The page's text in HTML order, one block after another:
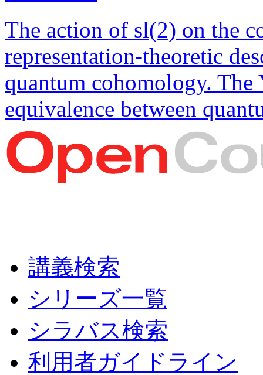
The action of sl(2) on the
representation-theoretic
quantum cohomology.
equivalence between
講義検索
シリーズ一覧
シラバス検索
利用者ガイドライン